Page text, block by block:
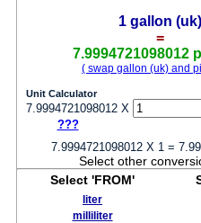
1 gallon (uk)
=
7.9994721098012
( swap gallon (uk) and
Unit Calculator
7.9994721098012 X
???
7.9994721098012 X 1 =
Select other
Select 'FROM'
liter
milliliter